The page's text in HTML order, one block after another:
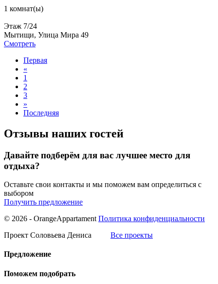
1 комнат(ы)
Этаж 7/24
Мытищи, Улица Мира 49
Смотреть
Первая
«
1
2
3
»
Последняя
Отзывы наших гостей
Давайте подберём для вас лучшее место для
отдыха?
Оставьте свои контакты и мы поможем вам определиться с
выбором
Получить предложение
© 2026 - OrangeAppartament Политика конфиденциальности
Проект Соловьева Дениса
Все проекты
Предложение
Поможем подобрать